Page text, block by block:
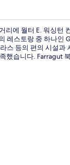
리에 월터 E. 워싱
레스토랑 중 하나
스 등의 편의 시설
했습니다. Farragut